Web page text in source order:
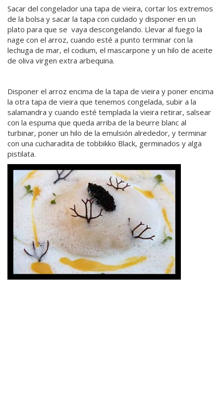
Sacar del congelador una tapa de vieira, cortar los extremos
de la bolsa y sacar la tapa con cuidado y disponer en un
plato para que se vaya descongelando. Llevar al fuego la
nage con el arroz, cuando esté a punto terminar con la
lechuga de mar, el codium, el mascarpone y un hilo de aceite
de oliva virgen extra arbequina.
Disponer el arroz encima de la tapa de vieira y poner encima
la otra tapa de vieira que tenemos congelada, subir a la
salamandra y cuando esté templada la vieira retirar, salsear
con la espuma que queda arriba de la beurre blanc al
turbinar, poner un hilo de la emulsión alrededor, y terminar
con una cucharadita de tobbikko Black, germinados y alga
pistilata.